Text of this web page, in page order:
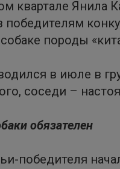
квартале Янила
победителям
породы
в июле в
соседи –
обязателен
победителя